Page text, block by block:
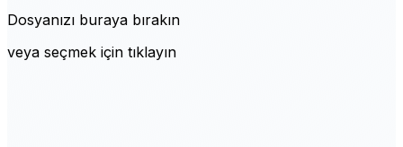
Dosyanızı buraya bırakın
veya seçmek için tıklayın